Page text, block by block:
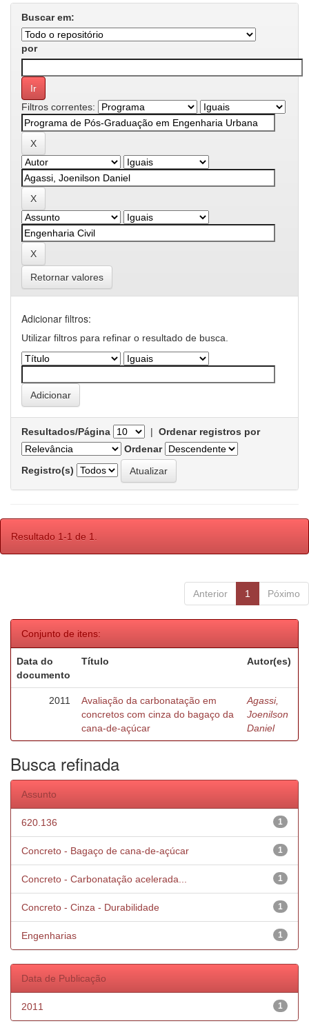
Buscar em:
por
Filtros correntes:
Retornar valores
Adicionar filtros:
Utilizar filtros para refinar o resultado de busca.
Resultados/Página | Ordenar registros por
Ordenar
Registro(s)
Resultado 1-1 de 1.
Anterior 1 Póximo
Conjunto de itens:
Data do
documento
Título Autor(es)
2011
Avaliação da carbonatação em
concretos com cinza do bagaço da
cana-de-açúcar
Agassi,
Joenilson
Daniel
Busca refinada
Assunto
1
620.136
1
Concreto - Bagaço de cana-de-açúcar
1
Concreto - Carbonatação acelerada...
1
Concreto - Cinza - Durabilidade
1
Engenharias
Data de Publicação
1
2011